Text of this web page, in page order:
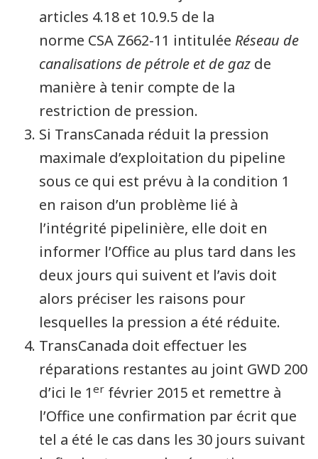
articles 4.18 et 10.9.5 de la
norme CSA Z662-11 intitulée Réseau de
canalisations de pétrole et de gaz de
manière à tenir compte de la
restriction de pression.
Si TransCanada réduit la pression
maximale d’exploitation du pipeline
sous ce qui est prévu à la condition 1
en raison d’un problème lié à
l’intégrité pipelinière, elle doit en
informer l’Office au plus tard dans les
deux jours qui suivent et l’avis doit
alors préciser les raisons pour
lesquelles la pression a été réduite.
TransCanada doit effectuer les
réparations restantes au joint GWD 200
d’ici le 1 er février 2015 et remettre à
l’Office une confirmation par écrit que
tel a été le cas dans les 30 jours suivant